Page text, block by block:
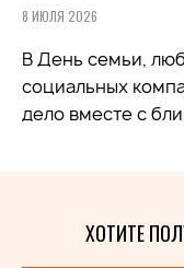
8 ИЮЛЯ 2026
В День семьи,
социальных
дело вместе с
ХОТИТЕ